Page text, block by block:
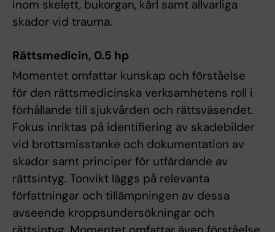
inom skelett, bukorgan, kärl samt allvarliga
skador vid trauma.
Rättsmedicin, 0.5 hp
Momentet omfattar kunskap och förståelse
för den rättsmedicinska verksamhetens roll i
förhållande till sjukvården och rättsväsendet.
Fokus inriktas på identifiering av skadebilder
vid brottsmisstanke och dokumentation av
skador samt principer för utfärdande av
rättsintyg. Tonvikt läggs på relevanta
författningar och tillämpningen av dessa
avseende kroppsundersökningar och